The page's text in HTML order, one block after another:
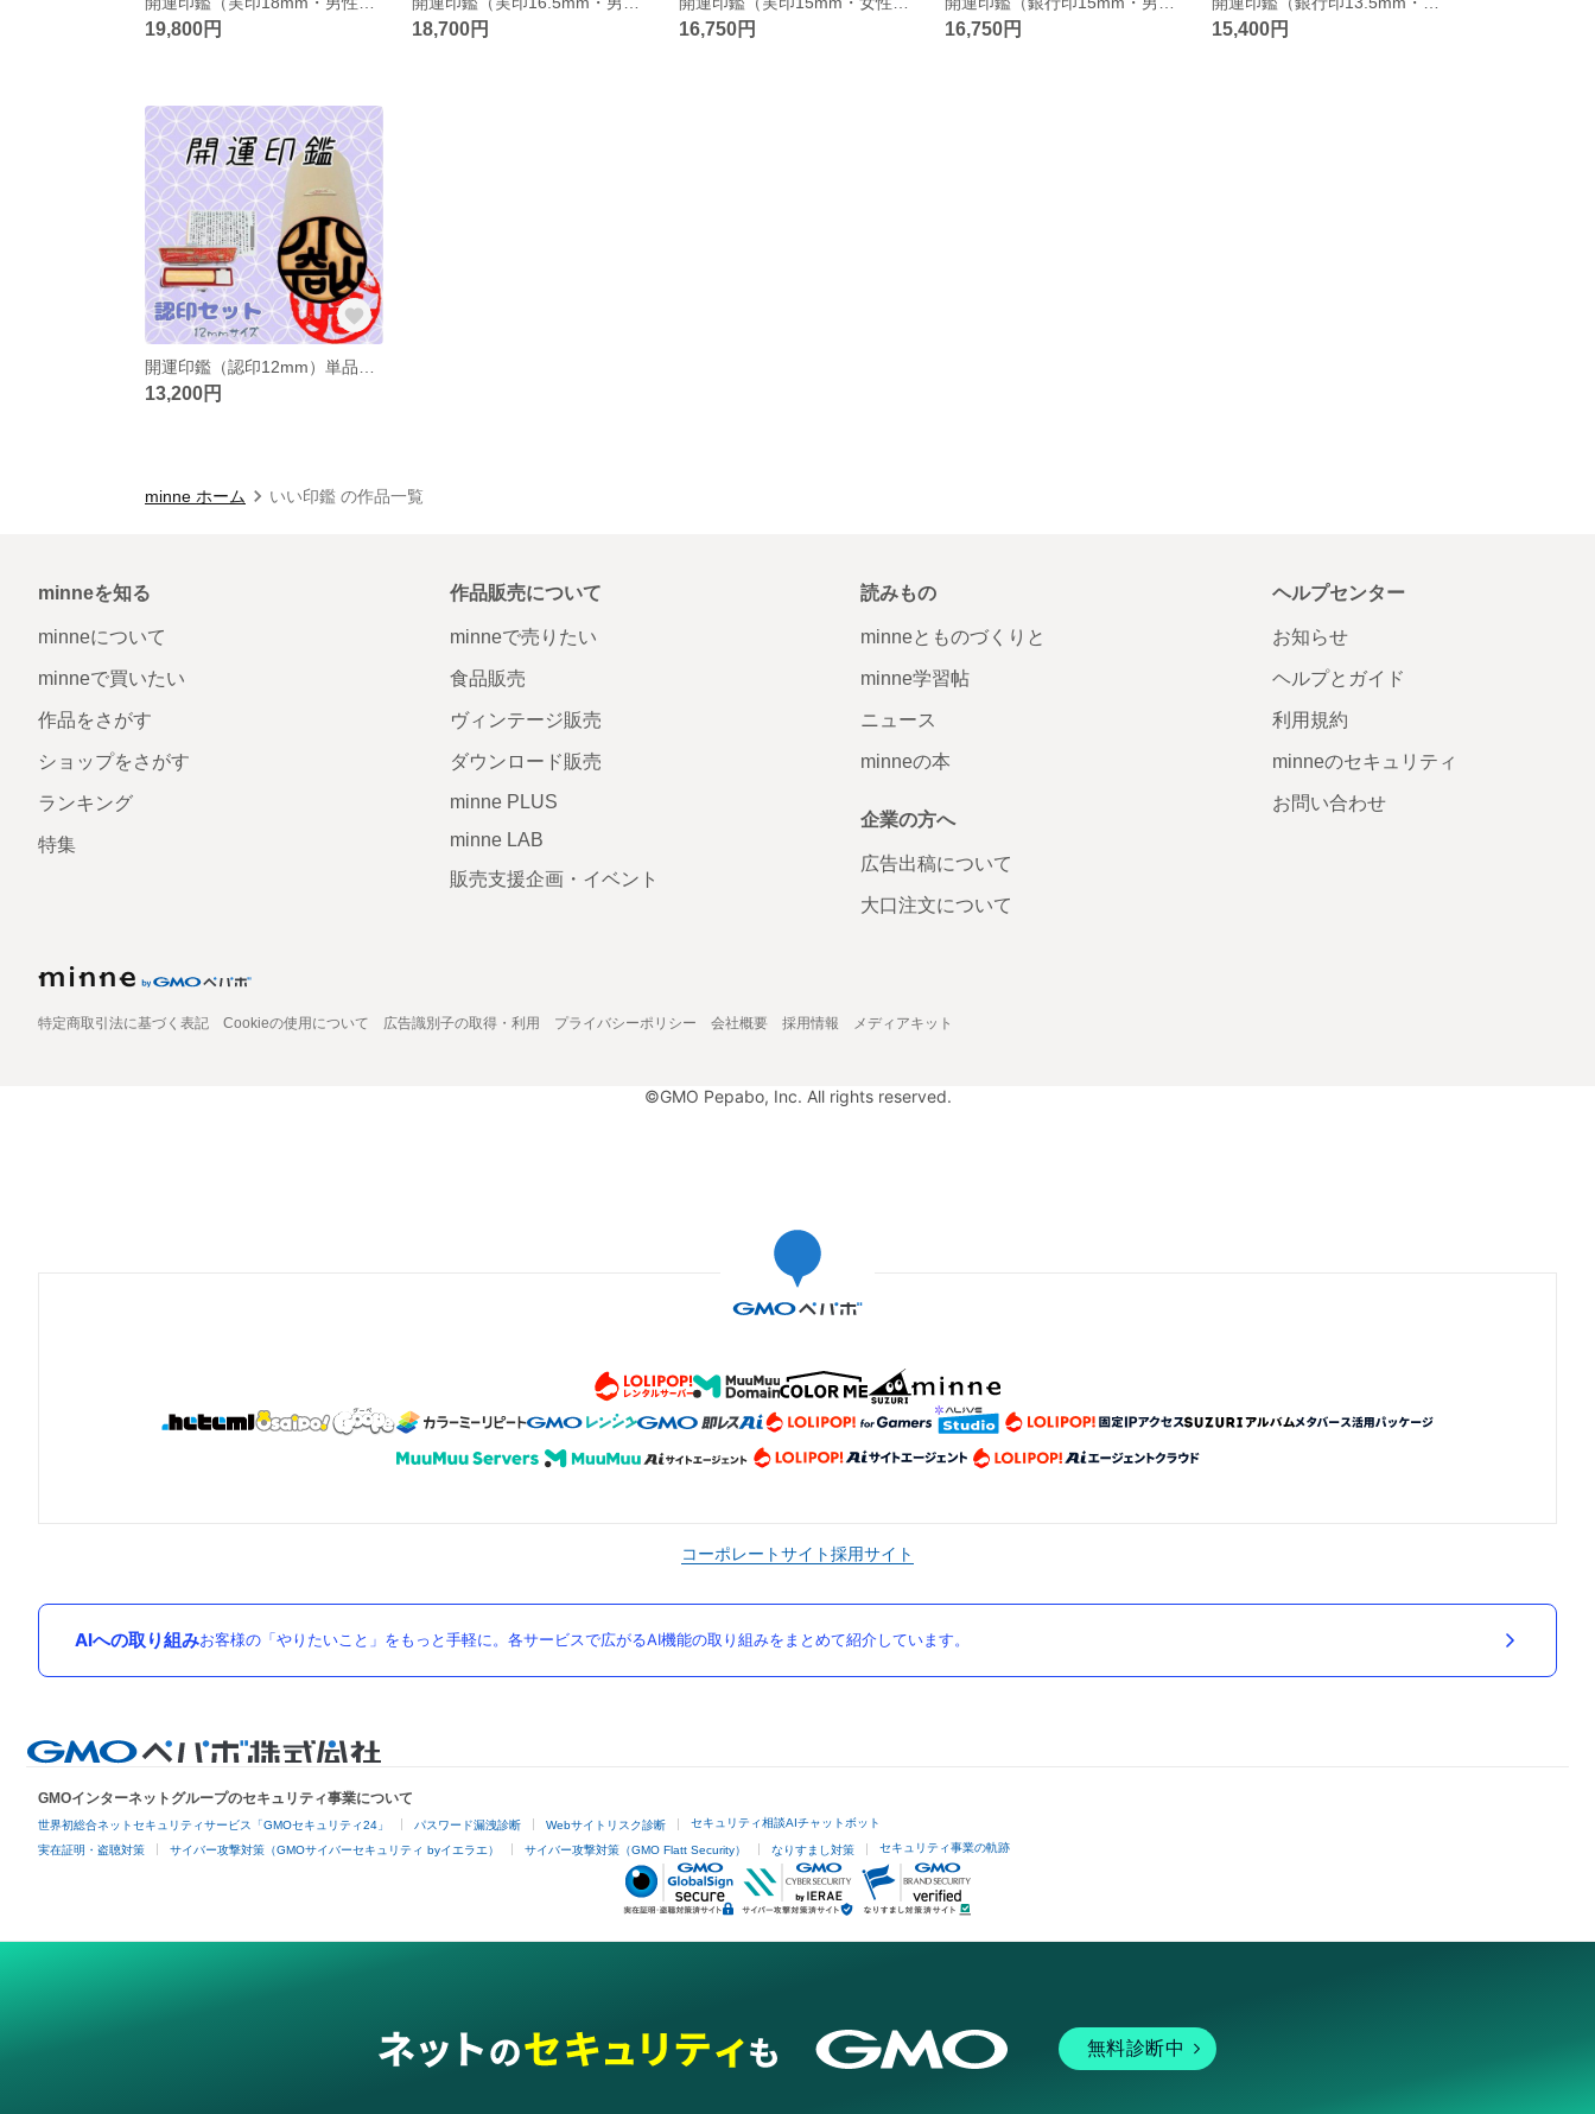
19,800円 18,700円 16,750円 16,750円 15,400円
13,200円
minne ホーム いい印鑑 の作品一覧
minneを知る
minneについて
minneで買いたい
作品をさがす
ショップをさがす
ランキング
特集
作品販売について
minneで売りたい
食品販売
ヴィンテージ販売
ダウンロード販売
minne PLUS
minne LAB
販売支援企画・イベント
読みもの
minneとものづくりと
minne学習帖
ニュース
minneの本
企業の方へ
広告出稿について
大口注文について
ヘルプセンター
お知らせ
ヘルプとガイド
利用規約
minneのセキュリティ
お問い合わせ
特定商取引法に基づく表記 Cookieの使用について 広告識別子の取得・利用 プライバシーポリシー 会社概要 採用情報 メディアキット
©GMO Pepabo, Inc. All rights reserved.
コーポレートサイト採用サイト
AIへの取り組みお客様の「やりたいこと」をもっと手軽に。各サービスで広がるAI機能の取り組みをまとめて紹介しています。
GMOインターネットグループのセキュリティ事業について
世界初総合ネットセキュリティサービス「GMOセキュリティ24」 パスワード漏洩診断 Webサイトリスク診断 セキュリティ相談AIチャットボット
実在証明・盗聴対策 サイバー攻撃対策（GMOサイバーセキュリティ byイエラエ） サイバー攻撃対策（GMO Flatt Security） なりすまし対策 セキュリティ事業の軌跡
無料診断中